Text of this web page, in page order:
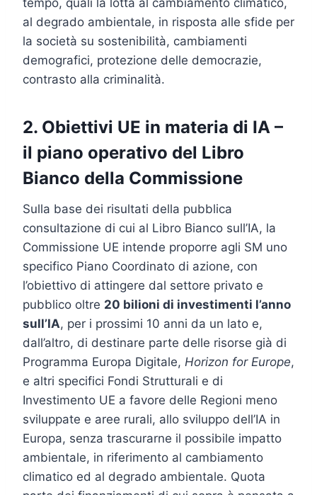
al degrado ambientale, in risposta alle sfide per
la società su sostenibilità, cambiamenti
demografici, protezione delle democrazie,
contrasto alla criminalità.
2. Obiettivi UE in materia di IA –
il piano operativo del Libro
Bianco della Commissione
Sulla base dei risultati della pubblica
consultazione di cui al Libro Bianco sull’IA, la
Commissione UE intende proporre agli SM uno
specifico Piano Coordinato di azione, con
l’obiettivo di attingere dal settore privato e
pubblico oltre 20 bilioni di investimenti l’anno
sull’IA, per i prossimi 10 anni da un lato e,
dall’altro, di destinare parte delle risorse già di
Programma Europa Digitale, Horizon for Europe,
e altri specifici Fondi Strutturali e di
Investimento UE a favore delle Regioni meno
sviluppate e aree rurali, allo sviluppo dell’IA in
Europa, senza trascurarne il possibile impatto
ambientale, in riferimento al cambiamento
climatico ed al degrado ambientale. Quota